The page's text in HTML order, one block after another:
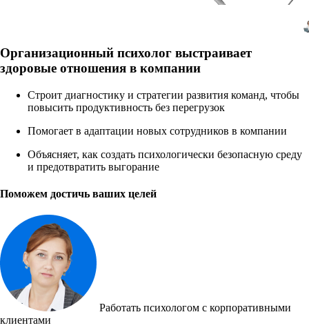
Организационный психолог выстраивает
здоровые отношения в компании
Строит диагностику и стратегии развития команд, чтобы
повысить продуктивность без перегрузок
Помогает в адаптации новых сотрудников в компании
Объясняет, как создать психологически безопасную среду
и предотвратить выгорание
Поможем достичь ваших целей
Работать психологом с корпоративными
клиентами